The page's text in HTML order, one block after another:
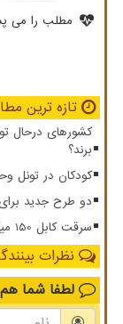
مطلب را می
تازه ترین
کشورهای درحال
برند؟
کودکان در تونل
دو طرح جدید برای
سرقت کابل 150 میلیارد تومان خسارت زد
نظرات
لطفا شما هم